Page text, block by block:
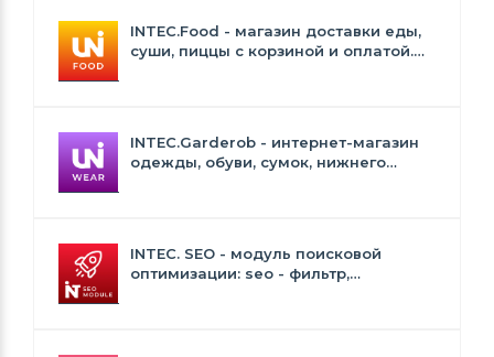
INTEC.Food - магазин доставки еды,
суши, пиццы с корзиной и оплатой.
INTEC.Garderob - интернет-магазин
одежды, обуви, сумок, нижнего
INTEC. SEO - модуль поисковой
оптимизации: seo - фильтр,